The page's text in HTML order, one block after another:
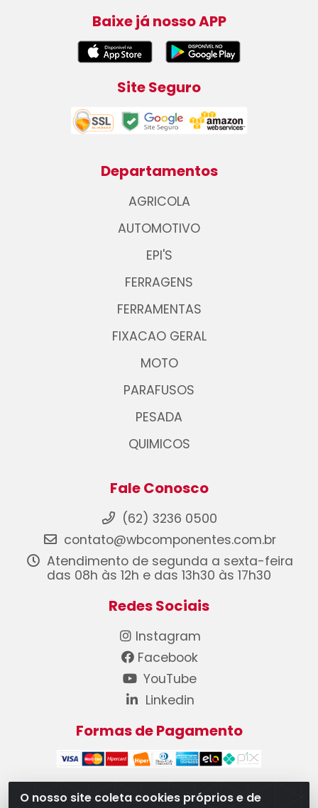
O nosso site coleta cookies próprios e de
Baixe já nosso APP
Site Seguro
Departamentos
AGRICOLA
AUTOMOTIVO
EPI'S
FERRAGENS
FERRAMENTAS
FIXACAO GERAL
MOTO
PARAFUSOS
PESADA
QUIMICOS
Fale Conosco
(62) 3236 0500
contato@wbcomponentes.com.br
Atendimento de segunda a sexta-feira
das 08h às 12h e das 13h30 às 17h30
Redes Sociais
Instagram
Facebook
YouTube
Linkedin
Formas de Pagamento